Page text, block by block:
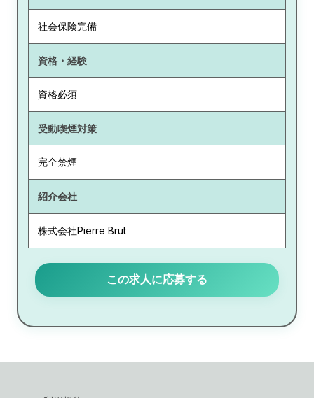
社会保険完備
資格・経験
資格必須
受動喫煙対策
完全禁煙
紹介会社
株式会社Pierre Brut
この求人に応募する